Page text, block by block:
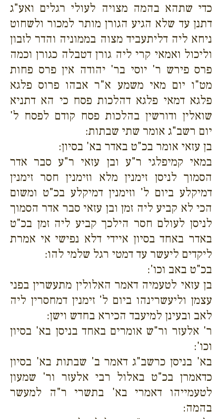
כדי שתהא בהמה מצויה לעולי רגלים ואע"ג
דתנן עד שלא הגיע הגורן מותר למכור ולשחוט
ניחא ליה דליתעביד מצוה בממוניה והדר לזבון
וליכול ואמאי קרי ליה גורן דטבלה כגורן וכמה
פרס פירש ר' יוסי בר' יהודה אין פרס פחות
מט"ו יום מאי משמע א"ר אבהו פרוס פלגא
פלגא דמאי פלגא דהלכות פסח כי הא דתניא
שואלין ודורשין בהלכות פסח קודם לפסח ל'
יום רשב"ג אומר שתי שבתות:
בן עזאי אומר בכ"ט באדר בא' בסיון:
במאי קמיפלגי ר"ע ובן עזאי ר"ע סבר אדר
הסמוך לניסן זימנין מלא וזימנין חסר זימנין
דמיקלע ביום ל' וזימנין דמיקלע בכ"ט ומשום
הכי לא קביע ליה זמן ובן עזאי סבר אדר הסמוך
לניסן לעולם חסר הילכך קביע ליה זמן בכ"ט
באדר באחד בסיון איידי דלא נפישי אי אמרת
ליקדים ליעשר עד דמטי רגל שלמי להו:
בכ"ט באב וכו':
בן עזאי לטעמיה דאמר האלולין מתעשרין בפני
עצמן וליעשרינהו ביום ל' זימנין דמחסרין ליה
לאב ובעינן למיעבד הכירא בחדש וישן:
ר' אלעזר ור"ש אומרים באחד בניסן בא' בסיון
וכו':
בא' בניסן כרשב"ג דאמר ב' שבתות בא' בסיון
כדאמרן בכ"ט באלול רבי אלעזר ור' שמעון
לטעמייהו דאמרי בא' בתשרי ר"ה למעשר
בהמה: